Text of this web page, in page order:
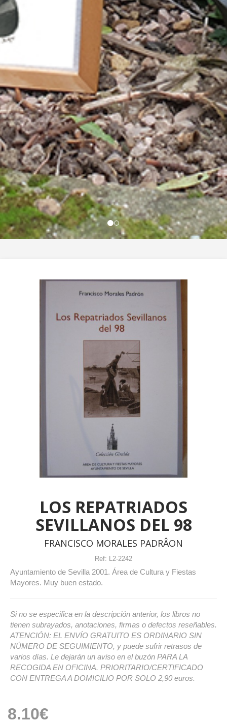
LOS REPATRIADOS
SEVILLANOS DEL 98
FRANCISCO MORALES PADRÂON
Ref: L2-2242
Ayuntamiento de Sevilla 2001. Área de Cultura y Fiestas
Mayores. Muy buen estado.
Si no se especifica en la descripción anterior, los libros no
tienen subrayados, anotaciones, firmas o defectos reseñables.
ATENCIÓN: EL ENVÍO GRATUITO ES ORDINARIO SIN
NÚMERO DE SEGUIMIENTO, y puede sufrir retrasos de
varios días. Le dejarán un aviso en el buzón PARA LA
RECOGIDA EN OFICINA. PRIORITARIO/CERTIFICADO
CON ENTREGA A DOMICILIO POR SOLO 2,90 euros.
8.10€